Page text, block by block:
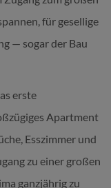
für gesellige
— sogar der Bau
erste
Apartment
Esszimmer und
zu einer großen
ganzjährig zu